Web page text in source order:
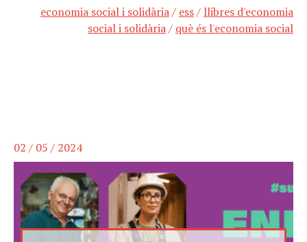
economia social i solidària/ ess/ llibres d'economia
social i solidària/ què és l'economia social
02 / 05 / 2024